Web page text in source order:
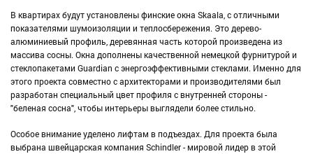
В квартирах будут установлены финские окна Skaala, с отличными
показателями шумоизоляции и теплосбережения. Это дерево-
алюминиевый профиль, деревянная часть которой произведена из
массива сосны. Окна дополнены качественной немецкой фурнитурой и
стеклопакетами Guardian c энергоэффективными стеклами. Именно для
этого проекта совместно с архитекторами и производителями был
разработан специальный цвет профиля с внутренней стороны -
"беленая сосна", чтобы интерьеры выглядели более стильно.
Особое внимание уделено лифтам в подъездах. Для проекта была
выбрана швейцарская компания Schindler - мировой лидер в этой